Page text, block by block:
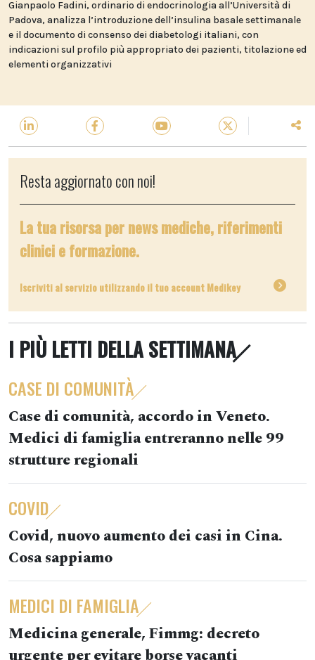
Gianpaolo Fadini, ordinario di endocrinologia all’Università di
Padova, analizza l’introduzione dell’insulina basale settimanale
e il documento di consenso dei diabetologi italiani, con
indicazioni sul profilo più appropriato dei pazienti, titolazione ed
elementi organizzativi
Resta aggiornato con noi!
La tua risorsa per news mediche, riferimenti
clinici e formazione.
Iscriviti al servizio utilizzando il tuo account Medikey
I PIÙ LETTI DELLA SETTIMANA
CASE DI COMUNITÀ
Case di comunità, accordo in Veneto.
Medici di famiglia entreranno nelle 99
strutture regionali
COVID
Covid, nuovo aumento dei casi in Cina.
Cosa sappiamo
MEDICI DI FAMIGLIA
Medicina generale, Fimmg: decreto